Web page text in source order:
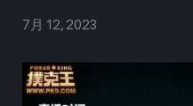
7月 12, 2023